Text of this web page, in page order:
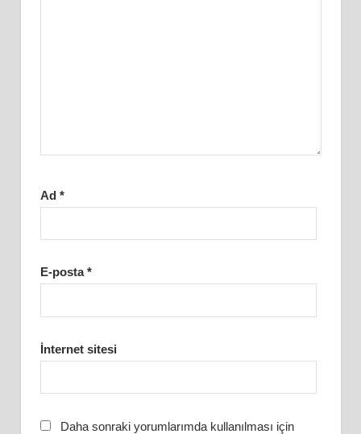
Ad *
E-posta*
İnternet sitesi
Daha sonraki yorumlarımda kullanılması için